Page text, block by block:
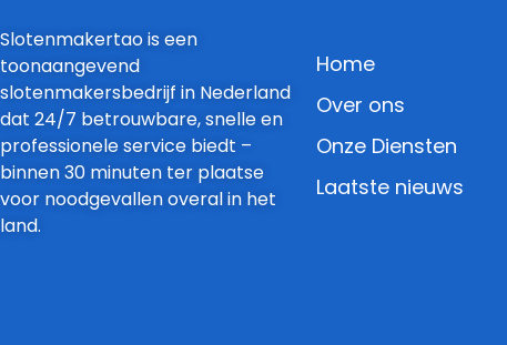
Slotenmakertao is een
toonaangevend
slotenmakersbedrijf in Nederland
dat 24/7 betrouwbare, snelle en
professionele service biedt –
binnen 30 minuten ter plaatse
voor noodgevallen overal in het
land.
Home
Over ons
Onze Diensten
Laatste nieuws